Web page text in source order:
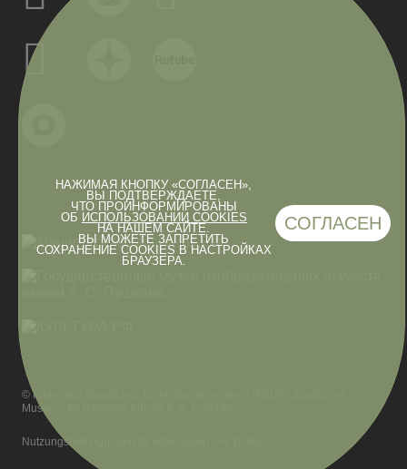
НАЖИМАЯ КНОПКУ «СОГЛАСЕН»,
ВЫ ПОДТВЕРЖДАЕТЕ,
ЧТО ПРОИНФОРМИРОВАНЫ
ОБ ИСПОЛЬЗОВАНИИ COOKIES
НА НАШЕМ САЙТЕ.
ВЫ МОЖЕТЕ ЗАПРЕТИТЬ
СОХРАНЕНИЕ COOKIES В НАСТРОЙКАХ
БРАУЗЕРА.
СОГЛАСЕН
© Föderales Staatliches Einheitsunternehmen (FGUP) Staatliches
Museum für Bildende Künste A. S. Puschkin
Nutzungsbedingungen für Materialien und Bilder